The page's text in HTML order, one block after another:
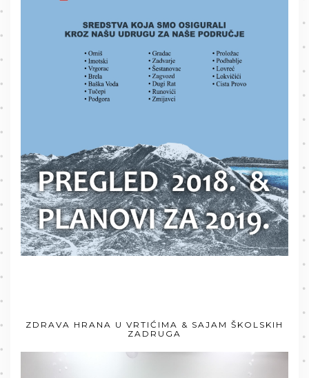
ZDRAVA HRANA U VRTIĆIMA & SAJAM ŠKOLSKIH
ZADRUGA